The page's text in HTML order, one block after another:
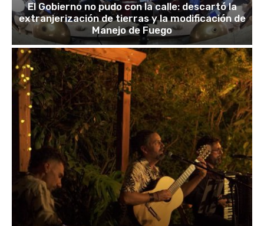
El Gobierno no pudo con la calle: descartó la
extranjerización de tierras y la modificación de
Manejo de Fuego